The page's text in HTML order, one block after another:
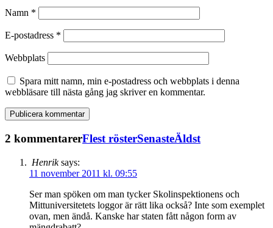
Namn *
E-postadress *
Webbplats
Spara mitt namn, min e-postadress och webbplats i denna
webbläsare till nästa gång jag skriver en kommentar.
2 kommentarerFlest rösterSenasteÄldst
Henrik says:
11 november 2011 kl. 09:55
Ser man spöken om man tycker Skolinspektionens och
Mittuniversitetets loggor är rätt lika också? Inte som exemplet
ovan, men ändå. Kanske har staten fått någon form av